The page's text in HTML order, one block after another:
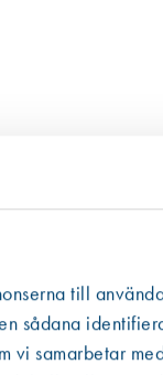
till
sådana
vi samarbetar
kondensisolering.